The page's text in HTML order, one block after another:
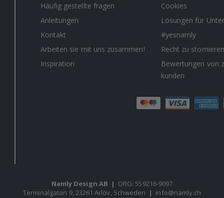
Häufig gestellte fragen
Anleitungen
Kontakt
Arbeiten sie mit uns zusammen!
Inspiration
Cookies
Lösungen für
#yesnamly
Recht zu
Bewertungen von
kunden
Namly Design AB | ORG: 559216-9097
Terminalgatan 9, 23261 Arlöv, Schweden | info@namly.ch